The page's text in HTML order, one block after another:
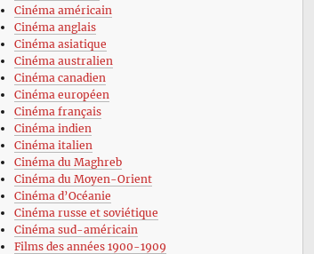
Cinéma américain
Cinéma anglais
Cinéma asiatique
Cinéma australien
Cinéma canadien
Cinéma européen
Cinéma français
Cinéma indien
Cinéma italien
Cinéma du Maghreb
Cinéma du Moyen-Orient
Cinéma d’Océanie
Cinéma russe et soviétique
Cinéma sud-américain
Films des années 1900-1909